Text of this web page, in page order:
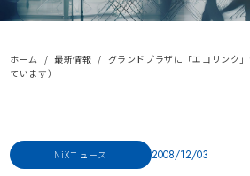
ホーム 最新情報
グランドプラザに「エコリンク
ています）
NiXニュース 2008/12/03